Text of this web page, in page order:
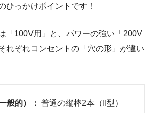
ひっかけポイントです！
「100V用」と、パワーの強い「200V
れぞれコンセントの「穴の形」が違い
般的）： 普通の縦棒2本（II型）